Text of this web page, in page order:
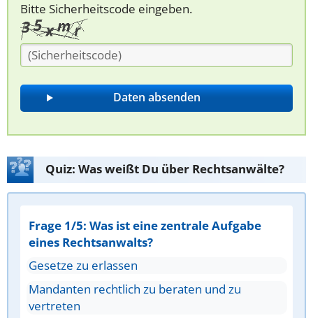
Bitte Sicherheitscode eingeben.
Quiz: Was weißt Du über Rechtsanwälte?
Frage 1/5: Was ist eine zentrale Aufgabe
eines Rechtsanwalts?
Gesetze zu erlassen
Mandanten rechtlich zu beraten und zu
vertreten